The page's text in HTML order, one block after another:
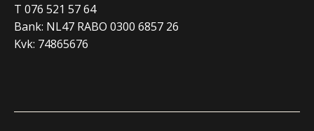
T 076 521 57 64
Bank: NL47 RABO 0300 6857 26
Kvk: 74865676